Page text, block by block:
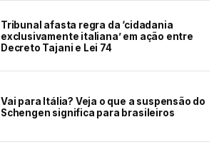
Tribunal afasta regra da ‘cidadania
exclusivamente italiana’ em ação entre
Decreto Tajani e Lei 74
Vai para Itália? Veja o que a suspensão do
Schengen significa para brasileiros